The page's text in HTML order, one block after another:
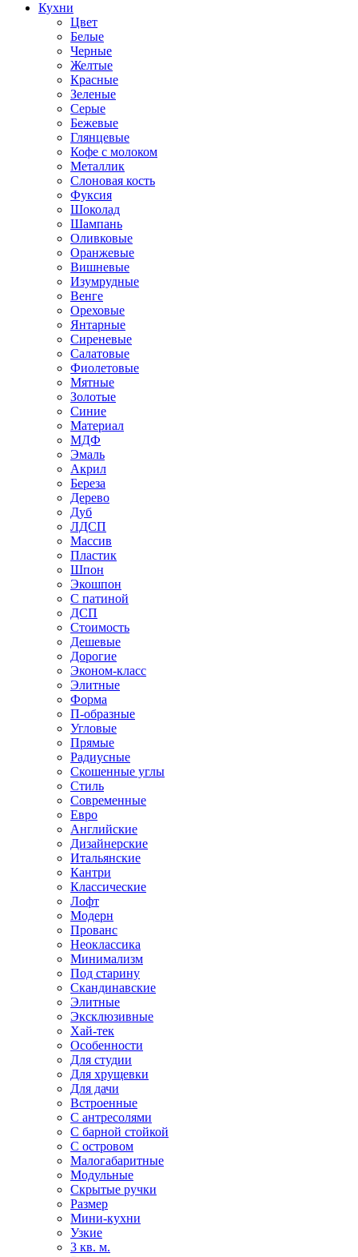
Кухни
Цвет
Белые
Черные
Желтые
Красные
Зеленые
Серые
Бежевые
Глянцевые
Кофе с молоком
Металлик
Слоновая кость
Фуксия
Шоколад
Шампань
Оливковые
Оранжевые
Вишневые
Изумрудные
Венге
Ореховые
Янтарные
Сиреневые
Салатовые
Фиолетовые
Мятные
Золотые
Синие
Материал
МДФ
Эмаль
Акрил
Береза
Дерево
Дуб
ЛДСП
Массив
Пластик
Шпон
Экошпон
С патиной
ДСП
Стоимость
Дешевые
Дорогие
Эконом-класс
Элитные
Форма
П-образные
Угловые
Прямые
Радиусные
Скошенные углы
Стиль
Современные
Евро
Английские
Дизайнерские
Итальянские
Кантри
Классические
Лофт
Модерн
Прованс
Неоклассика
Минимализм
Под старину
Скандинавские
Элитные
Эксклюзивные
Хай-тек
Особенности
Для студии
Для хрущевки
Для дачи
Встроенные
С антресолями
С барной стойкой
С островом
Малогабаритные
Модульные
Скрытые ручки
Размер
Мини-кухни
Узкие
3 кв. м.